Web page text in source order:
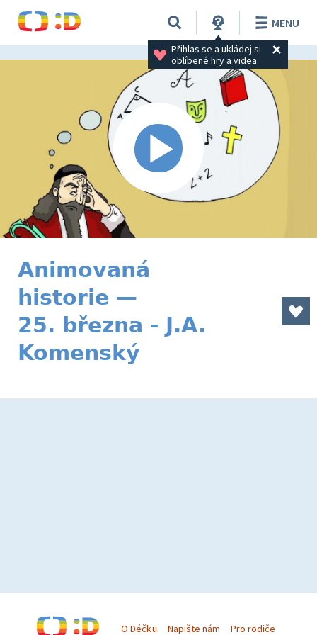
Přihlas se a ukládej si
oblíbené hry a videa.
MENU
Animovaná
historie —
25. března - J.A.
Komenský
O Déčku Napište nám Pro rodiče